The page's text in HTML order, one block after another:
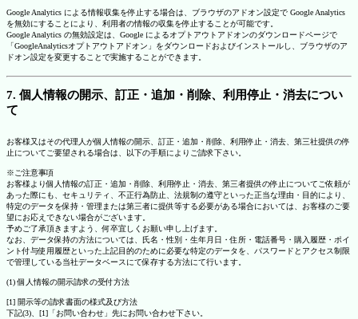
Google Analytics による情報収集を停止する場合は、ブラウザのアドオン設定で Google Analytics
を無効にすることにより、利用者の情報の収集を停止することが可能です。
Google Analytics の無効設定は、Google によるオプトアウトアドオンのダウンロードページで
「GoogleAnalyticsオプトアウトアドオン」をダウンロードおよびインストールし、ブラウザのア
ドオン設定を変更することで実施することができます。
7. 個人情報の開示、訂正・追加・削除、利用停止・消去につい
て
お客様又はその代理人が個人情報の開示、訂正・追加・削除、利用停止・消去、第三社提供の停
止についてご要望される場合は、以下の手順によりご請求下さい。
※ご注意事項
お客様より個人情報の訂正・追加・削除、利用停止・消去、第三者提供の停止についてご依頼が
あった際にも、セキュリティ、不正行為防止、法規制の遵守といった正当な理由・目的により、
特定のデータを保持・管理または第三者に提供等する必要がある場合においては、お客様のご要
望にお応えできない場合がございます。
予めご了承頂きますよう、何卒宜しくお願い申し上げます。
なお、データ保持の方法については、氏名・性別・生年月日・住所・電話番号・購入履歴・ポイ
ント付与使用履歴といった上記目的のために必要な特定のデータを、パスワードとアクセス制限
で管理している当社データベースにて保存する方法にて行います。
(1) 個人情報の開示請求の受付方法
[1] 開示等の請求書面の様式及び方法
下記(3)、[1]「お問い合わせ」先にお問い合わせ下さい。